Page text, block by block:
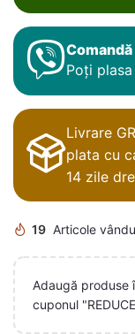
Poți
Livrare
plata cu
14 zile
19 Articole
Adaugă produse
cuponul